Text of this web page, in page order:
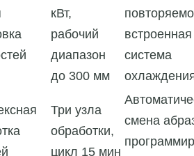
кВт,
рабочий
диапазон
до 300 мм
встроенная
система
Три узла
обработки,
цикл 15 мин
смена